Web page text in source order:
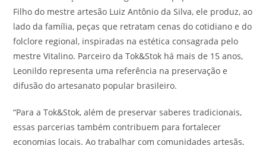
Filho do mestre artesão Luiz Antônio da Silva, ele produz, ao
lado da família, peças que retratam cenas do cotidiano e do
folclore regional, inspiradas na estética consagrada pelo
mestre Vitalino. Parceiro da Tok&Stok há mais de 15 anos,
Leonildo representa uma referência na preservação e
difusão do artesanato popular brasileiro.
“Para a Tok&Stok, além de preservar saberes tradicionais,
essas parcerias também contribuem para fortalecer
economias locais. Ao trabalhar com comunidades artesãs,